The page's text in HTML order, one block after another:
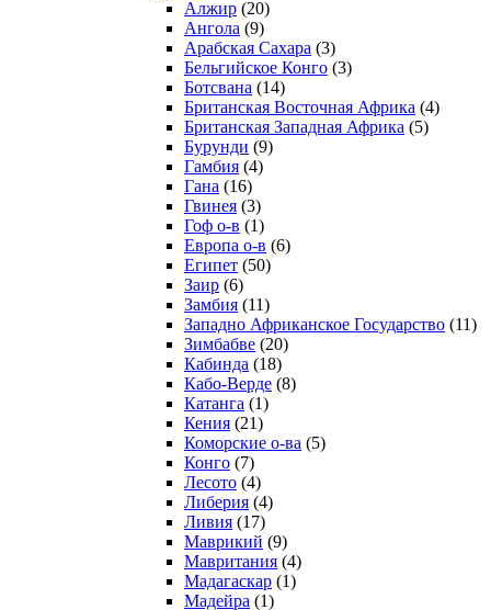
Алжир (20)
Ангола (9)
Арабская Сахара (3)
Бельгийское Конго (3)
Ботсвана (14)
Британская Восточная Африка (4)
Британская Западная Африка (5)
Бурунди (9)
Гамбия (4)
Гана (16)
Гвинея (3)
Гоф о-в (1)
Европа о-в (6)
Египет (50)
Заир (6)
Замбия (11)
Западно Африканское Государство (11)
Зимбабве (20)
Кабинда (18)
Кабо-Верде (8)
Катанга (1)
Кения (21)
Коморcкие о-ва (5)
Конго (7)
Лесото (4)
Либерия (4)
Ливия (17)
Маврикий (9)
Мавритания (4)
Мадагаскар (1)
Мадейра (1)